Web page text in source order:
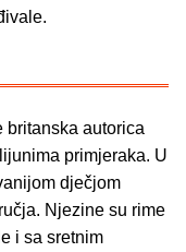
britanska autorica
primjeraka. U
dječjom
Njezine su rime
i sa sretnim